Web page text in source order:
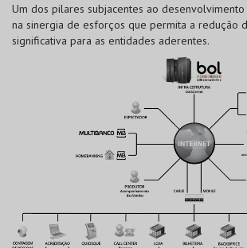
Um dos pilares subjacentes ao
na sinergia de esforços que permita a redução
significativa para as entidades aderentes.